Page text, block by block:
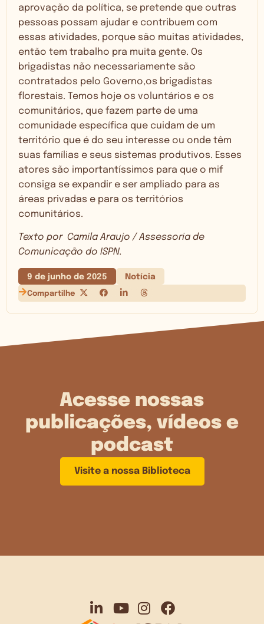
aprovação da política, se pretende que outras
pessoas possam ajudar e contribuem com
essas atividades, porque são muitas atividades,
então tem trabalho pra muita gente. Os
brigadistas não necessariamente são
contratados pelo Governo,os brigadistas
florestais. Temos hoje os voluntários e os
comunitários, que fazem parte de uma
comunidade específica que cuidam de um
território que é do seu interesse ou onde têm
suas famílias e seus sistemas produtivos. Esses
atores são importantíssimos para que o mif
consiga se expandir e ser ampliado para as
áreas privadas e para os territórios
comunitários.
Texto por Camila Araujo / Assessoria de
Comunicação do ISPN.
9 de junho de 2025 Notícia
Compartilhe
Acesse nossas
publicações, vídeos e
podcast
Visite a nossa Biblioteca